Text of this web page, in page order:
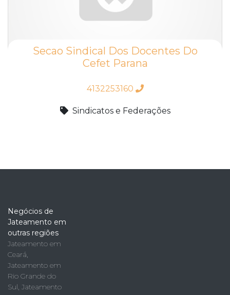
Secao Sindical Dos Docentes Do
Cefet Parana
4132253160
Sindicatos e Federações
Negócios de
Jateamento em
outras regiões
Jateamento em
Ceará,
Jateamento em
Rio Grande do
Sul, Jateamento